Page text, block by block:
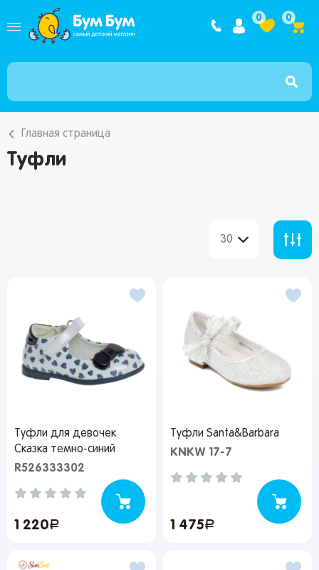
Интернет
0 0
Главная страница
Туфли
30
Туфли для девочек
Сказка темно-синий
R526333302
1 220руб.
Туфли Santa&Barbara
KNKW 17-7
1 475руб.